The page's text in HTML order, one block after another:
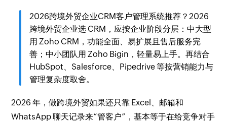
2026跨境外贸企业CRM客户管理系统推荐？2026
跨境外贸企业选 CRM，应按企业阶段分层：中大型
用 Zoho CRM，功能全面、易扩展且售后服务完
善；中小团队用 Zoho Bigin，轻量易上手。再结合
HubSpot、Salesforce、Pipedrive 等按营销能力与
管理复杂度取舍。
2026 年，做跨境外贸如果还只靠 Excel、邮箱和
WhatsApp 聊天记录来“管客户”，基本等于在给竞争对手